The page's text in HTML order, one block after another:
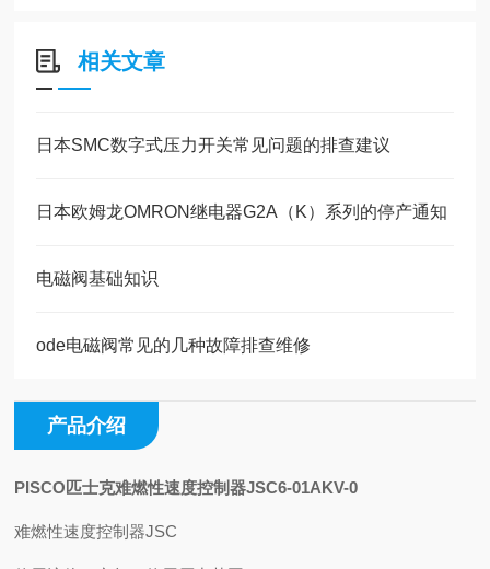
相关文章
日本SMC数字式压力开关常见问题的排查建议
日本欧姆龙OMRON继电器G2A（K）系列的停产通知
电磁阀基础知识
ode电磁阀常见的几种故障排查维修
产品介绍
PISCO匹士克难燃性速度控制器JSC6-01AKV-0
难燃性速度控制器JSC